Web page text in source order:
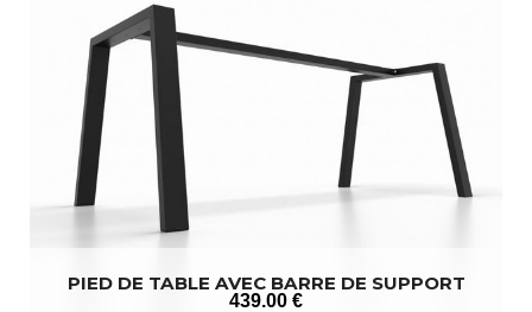
PIED DE TABLE AVEC BARRE DE SUPPORT
439.00 €